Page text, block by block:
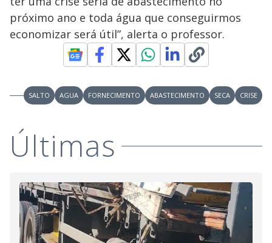
próximo ano e toda água que conseguirmos
economizar será útil”, alerta o professor.
SALTO AGUA FORNECIMENTO ABASTECIMENTO SECA CRISE
Últimas